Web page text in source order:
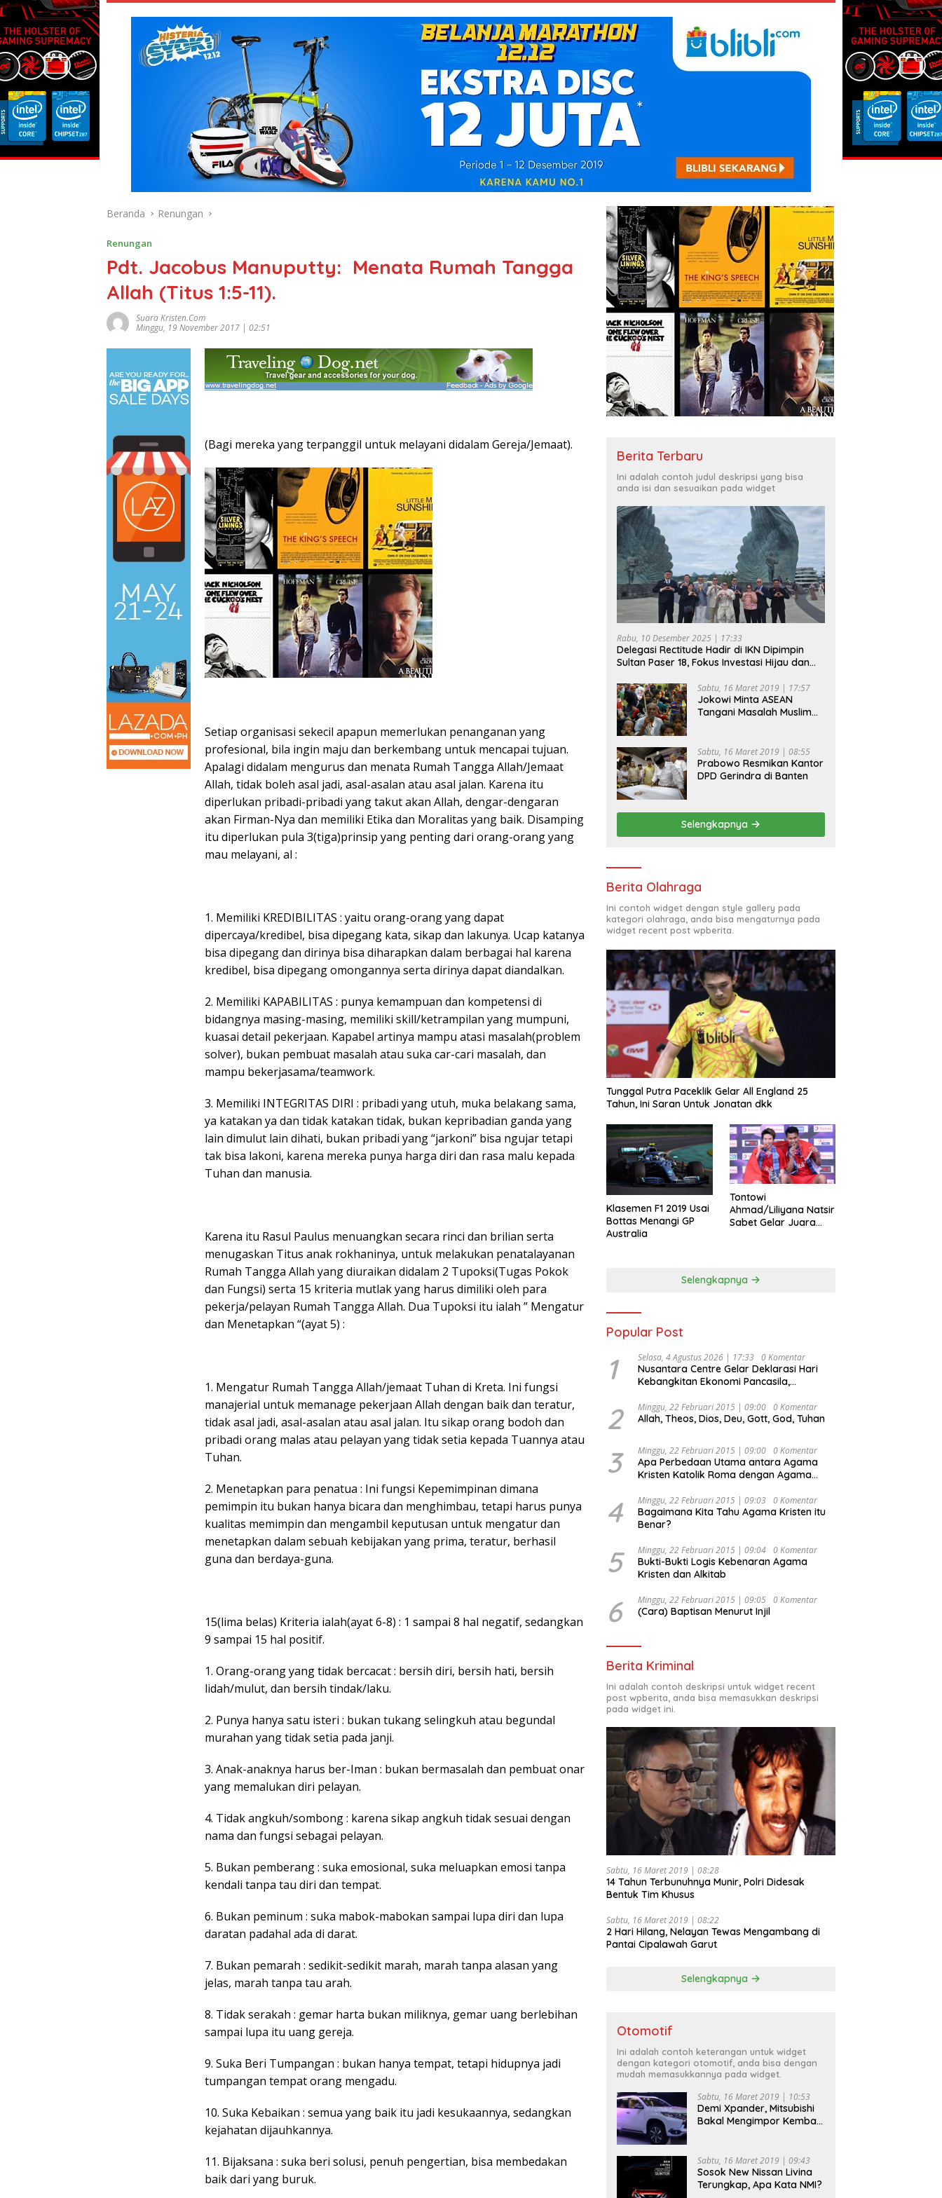
Beranda Renungan
Renungan
Pdt. Jacobus Manuputty: Menata Rumah Tangga
Allah (Titus 1:5-11).
Suara Kristen.com
Minggu, 19 November 2017 | 02:51
(Bagi mereka yang terpanggil untuk melayani didalam Gereja/Jemaat).
Setiap organisasi sekecil apapun memerlukan penanganan yang
profesional, bila ingin maju dan berkembang untuk mencapai tujuan.
Apalagi didalam mengurus dan menata Rumah Tangga Allah/Jemaat
Allah, tidak boleh asal jadi, asal-asalan atau asal jalan. Karena itu
diperlukan pribadi-pribadi yang takut akan Allah, dengar-dengaran
akan Firman-Nya dan memiliki Etika dan Moralitas yang baik. Disamping
itu diperlukan pula 3(tiga)prinsip yang penting dari orang-orang yang
mau melayani, al :
1. Memiliki KREDIBILITAS : yaitu orang-orang yang dapat
dipercaya/kredibel, bisa dipegang kata, sikap dan lakunya. Ucap katanya
bisa dipegang dan dirinya bisa diharapkan dalam berbagai hal karena
kredibel, bisa dipegang omongannya serta dirinya dapat diandalkan.
2. Memiliki KAPABILITAS : punya kemampuan dan kompetensi di
bidangnya masing-masing, memiliki skill/ketrampilan yang mumpuni,
kuasai detail pekerjaan. Kapabel artinya mampu atasi masalah(problem
solver), bukan pembuat masalah atau suka car-cari masalah, dan
mampu bekerjasama/teamwork.
3. Memiliki INTEGRITAS DIRI : pribadi yang utuh, muka belakang sama,
ya katakan ya dan tidak katakan tidak, bukan kepribadian ganda yang
lain dimulut lain dihati, bukan pribadi yang “jarkoni” bisa ngujar tetapi
tak bisa lakoni, karena mereka punya harga diri dan rasa malu kepada
Tuhan dan manusia.
Karena itu Rasul Paulus menuangkan secara rinci dan brilian serta
menugaskan Titus anak rokhaninya, untuk melakukan penatalayanan
Rumah Tangga Allah yang diuraikan didalam 2 Tupoksi(Tugas Pokok
dan Fungsi) serta 15 kriteria mutlak yang harus dimiliki oleh para
pekerja/pelayan Rumah Tangga Allah. Dua Tupoksi itu ialah ” Mengatur
dan Menetapkan “(ayat 5) :
1. Mengatur Rumah Tangga Allah/jemaat Tuhan di Kreta. Ini fungsi
manajerial untuk memanage pekerjaan Allah dengan baik dan teratur,
tidak asal jadi, asal-asalan atau asal jalan. Itu sikap orang bodoh dan
pribadi orang malas atau pelayan yang tidak setia kepada Tuannya atau
Tuhan.
2. Menetapkan para penatua : Ini fungsi Kepemimpinan dimana
pemimpin itu bukan hanya bicara dan menghimbau, tetapi harus punya
kualitas memimpin dan mengambil keputusan untuk mengatur dan
menetapkan dalam sebuah kebijakan yang prima, teratur, berhasil
guna dan berdaya-guna.
15(lima belas) Kriteria ialah(ayat 6-8) : 1 sampai 8 hal negatif, sedangkan
9 sampai 15 hal positif.
1. Orang-orang yang tidak bercacat : bersih diri, bersih hati, bersih
lidah/mulut, dan bersih tindak/laku.
2. Punya hanya satu isteri : bukan tukang selingkuh atau begundal
murahan yang tidak setia pada janji.
3. Anak-anaknya harus ber-Iman : bukan bermasalah dan pembuat onar
yang memalukan diri pelayan.
4. Tidak angkuh/sombong : karena sikap angkuh tidak sesuai dengan
nama dan fungsi sebagai pelayan.
5. Bukan pemberang : suka emosional, suka meluapkan emosi tanpa
kendali tanpa tau diri dan tempat.
6. Bukan peminum : suka mabok-mabokan sampai lupa diri dan lupa
daratan padahal ada di darat.
7. Bukan pemarah : sedikit-sedikit marah, marah tanpa alasan yang
jelas, marah tanpa tau arah.
8. Tidak serakah : gemar harta bukan miliknya, gemar uang berlebihan
sampai lupa itu uang gereja.
9. Suka Beri Tumpangan : bukan hanya tempat, tetapi hidupnya jadi
tumpangan tempat orang mengadu.
10. Suka Kebaikan : semua yang baik itu jadi kesukaannya, sedangkan
kejahatan dijauhkannya.
11. Bijaksana : suka beri solusi, penuh pengertian, bisa membedakan
baik dari yang buruk.
Berita Terbaru
Ini adalah contoh judul deskripsi yang bisa
anda isi dan sesuaikan pada widget
Rabu, 10 Desember 2025 | 17:33
Delegasi Rectitude Hadir di IKN Dipimpin
Sultan Paser 18, Fokus Investasi Hijau dan
Sabtu, 16 Maret 2019 | 17:57
Jokowi Minta ASEAN
Tangani Masalah Muslim
Sabtu, 16 Maret 2019 | 08:55
Prabowo Resmikan Kantor
DPD Gerindra di Banten
Selengkapnya
Berita Olahraga
Ini contoh widget dengan style gallery pada
kategori olahraga, anda bisa mengaturnya pada
widget recent post wpberita.
Tunggal Putra Paceklik Gelar All England 25
Tahun, Ini Saran Untuk Jonatan dkk
Klasemen F1 2019 Usai
Bottas Menangi GP
Australia
Tontowi
Ahmad/Liliyana Natsir
Sabet Gelar Juara
Selengkapnya
Popular Post
1 Selasa, 4 Agustus 2026 | 17:33 0 Komentar
Nusantara Centre Gelar Deklarasi Hari
Kebangkitan Ekonomi Pancasila,
Djojohadikusumo Anti Penjajahan
(Pergolakan Ekonomi Politik Indonesia) &
Undang Perekonomian Nasional dan
Kesejahteraan Sosial dalam Menata
Bangsa Menuju Indonesia Emas 2045”,
2 Minggu, 22 Februari 2015 | 09:00 0 Komentar
Allah, Theos, Dios, Deu, Gott, God, Tuhan
3 Minggu, 22 Februari 2015 | 09:00 0 Komentar
Apa Perbedaan Utama antara Agama
Kristen Katolik Roma dengan Agama
4 Minggu, 22 Februari 2015 | 09:03 0 Komentar
Bagaimana Kita Tahu Agama Kristen itu
Benar?
5 Minggu, 22 Februari 2015 | 09:04 0 Komentar
Bukti-Bukti Logis Kebenaran Agama
Kristen dan Alkitab
6 Minggu, 22 Februari 2015 | 09:05 0 Komentar
(Cara) Baptisan Menurut Injil
Berita Kriminal
Ini adalah contoh deskripsi untuk widget recent
post wpberita, anda bisa memasukkan deskripsi
pada widget ini.
Sabtu, 16 Maret 2019 | 08:28
14 Tahun Terbunuhnya Munir, Polri Didesak
Bentuk Tim Khusus
Sabtu, 16 Maret 2019 | 08:22
2 Hari Hilang, Nelayan Tewas Mengambang di
Pantai Cipalawah Garut
Selengkapnya
Otomotif
Ini adalah contoh keterangan untuk widget
dengan kategori otomotif, anda bisa dengan
mudah memasukkannya pada widget.
Sabtu, 16 Maret 2019 | 10:53
Demi Xpander, Mitsubishi
Bakal Mengimpor Kembali
Sabtu, 16 Maret 2019 | 09:43
Sosok New Nissan Livina
Terungkap, Apa Kata NMI?